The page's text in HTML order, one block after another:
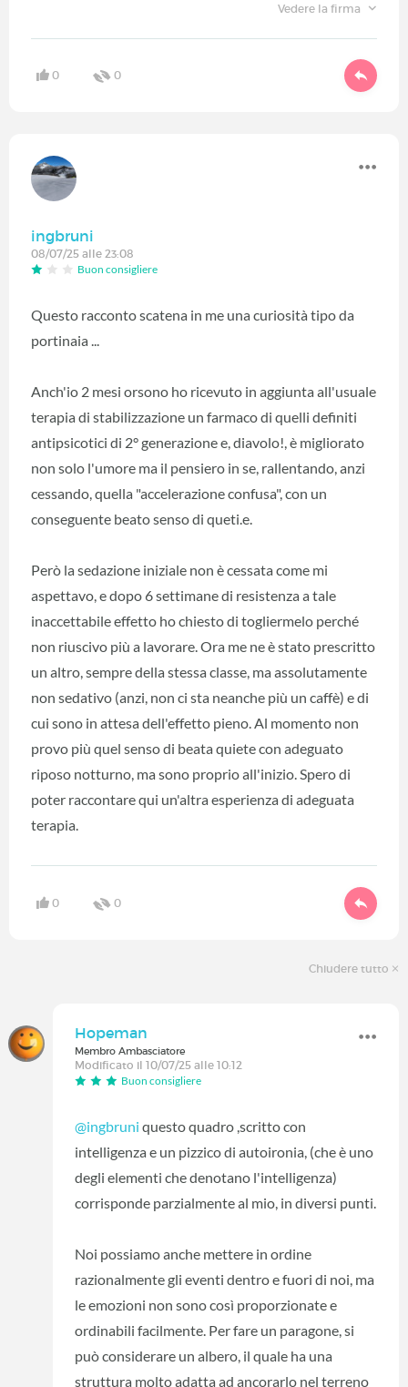
Vedere la firma
0 0
ingbruni
08/07/25 alle 23:08
Buon consigliere
Questo racconto scatena in me una curiosità tipo da
portinaia ...
Anch'io 2 mesi orsono ho ricevuto in aggiunta all'usuale
terapia di stabilizzazione un farmaco di quelli definiti
antipsicotici di 2° generazione e, diavolo!, è migliorato
non solo l'umore ma il pensiero in se, rallentando, anzi
cessando, quella "accelerazione confusa", con un
conseguente beato senso di queti.e.
Però la sedazione iniziale non è cessata come mi
aspettavo, e dopo 6 settimane di resistenza a tale
inaccettabile effetto ho chiesto di togliermelo perché
non riuscivo più a lavorare. Ora me ne è stato prescritto
un altro, sempre della stessa classe, ma assolutamente
non sedativo (anzi, non ci sta neanche più un caffè) e di
cui sono in attesa dell'effetto pieno. Al momento non
provo più quel senso di beata quiete con adeguato
riposo notturno, ma sono proprio all'inizio. Spero di
poter raccontare qui un'altra esperienza di adeguata
terapia.
0 0
Chiudere tutto
Hopeman
Membro Ambasciatore
Modificato il 10/07/25 alle 10:12
Buon consigliere
@ingbruni questo quadro ,scritto con
intelligenza e un pizzico di autoironia, (che è uno
degli elementi che denotano l'intelligenza)
corrisponde parzialmente al mio, in diversi punti.
Noi possiamo anche mettere in ordine
razionalmente gli eventi dentro e fuori di noi, ma
le emozioni non sono così proporzionate e
ordinabili facilmente. Per fare un paragone, si
può considerare un albero, il quale ha una
struttura molto adatta ad ancorarlo nel terreno